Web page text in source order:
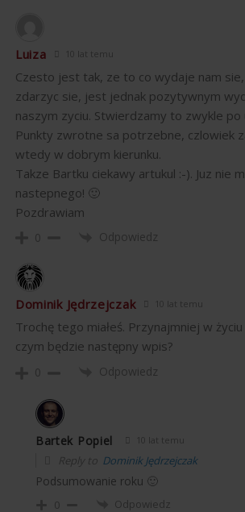
Luiza 10 lat temu
Czesto jest tak, ze to co wydaje nam
zdarzyc sie, jest jednak pozytywnym
naszym zyciu. Stwierdzamy to zwykle po
Punkty zwrotne sa potrzebne, czlowiek
wtedy w dobrym kierunku.
Takze Bartku ciekawy artukul :-). Juz nie
nastepnego! 🙂
Pozdrawiam
0 Odpowiedz
Dominik Jędrzejczak 10 lat temu
Trochę tego miałeś. Przynajmniej w
czym będzie następny wpis?
0 Odpowiedz
Bartek Popiel 10 lat temu
Reply to Dominik Jędrzejczak
Podsumowanie roku 🙂
0 Odpowiedz